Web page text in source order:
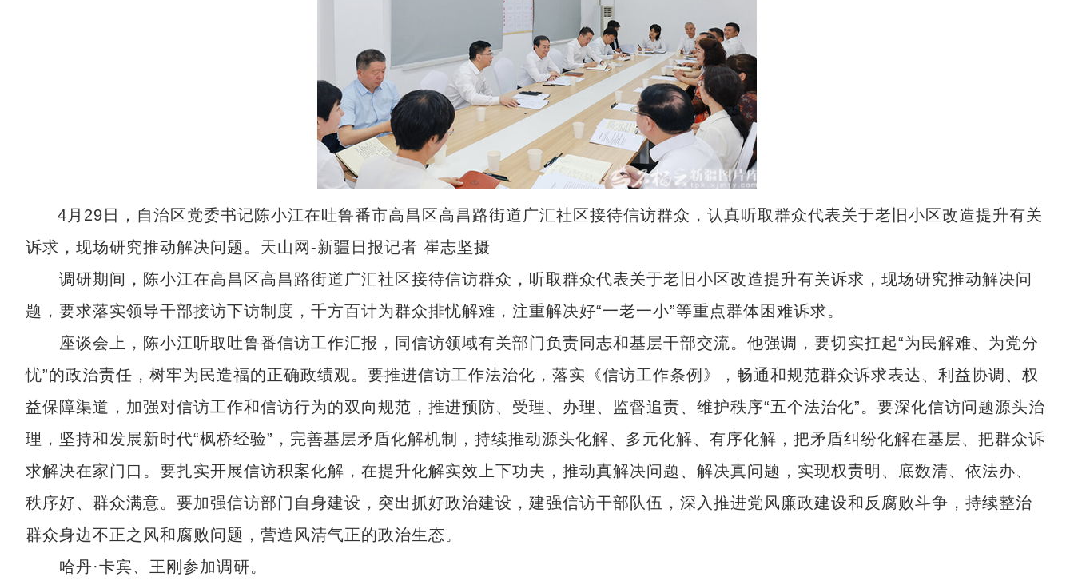
4月29日，自治区党委书记陈小江在吐鲁番市高昌区高昌路街道广汇社区接待信访群众，认真听取群众代表关于老旧小区改造提升有关
诉求，现场研究推动解决问题。天山网-新疆日报记者 崔志坚摄
调研期间，陈小江在高昌区高昌路街道广汇社区接待信访群众，听取群众代表关于老旧小区改造提升有关诉求，现场研究推动解决问
题，要求落实领导干部接访下访制度，千方百计为群众排忧解难，注重解决好“一老一小”等重点群体困难诉求。
座谈会上，陈小江听取吐鲁番信访工作汇报，同信访领域有关部门负责同志和基层干部交流。他强调，要切实扛起“为民解难、为党分
忧”的政治责任，树牢为民造福的正确政绩观。要推进信访工作法治化，落实《信访工作条例》，畅通和规范群众诉求表达、利益协调、权
益保障渠道，加强对信访工作和信访行为的双向规范，推进预防、受理、办理、监督追责、维护秩序“五个法治化”。要深化信访问题源头治
理，坚持和发展新时代“枫桥经验”，完善基层矛盾化解机制，持续推动源头化解、多元化解、有序化解，把矛盾纠纷化解在基层、把群众诉
求解决在家门口。要扎实开展信访积案化解，在提升化解实效上下功夫，推动真解决问题、解决真问题，实现权责明、底数清、依法办、
秩序好、群众满意。要加强信访部门自身建设，突出抓好政治建设，建强信访干部队伍，深入推进党风廉政建设和反腐败斗争，持续整治
群众身边不正之风和腐败问题，营造风清气正的政治生态。
哈丹·卡宾、王刚参加调研。